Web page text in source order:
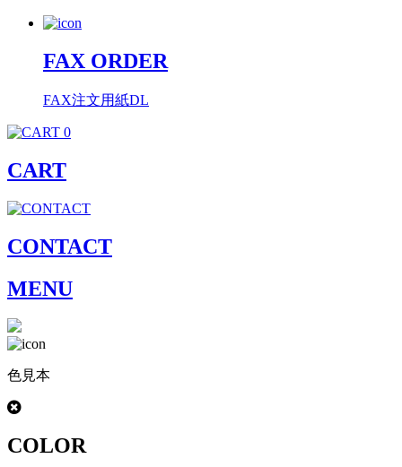
FAX ORDER
FAX注文用紙DL
0
CART
CONTACT
MENU
色見本
COLOR